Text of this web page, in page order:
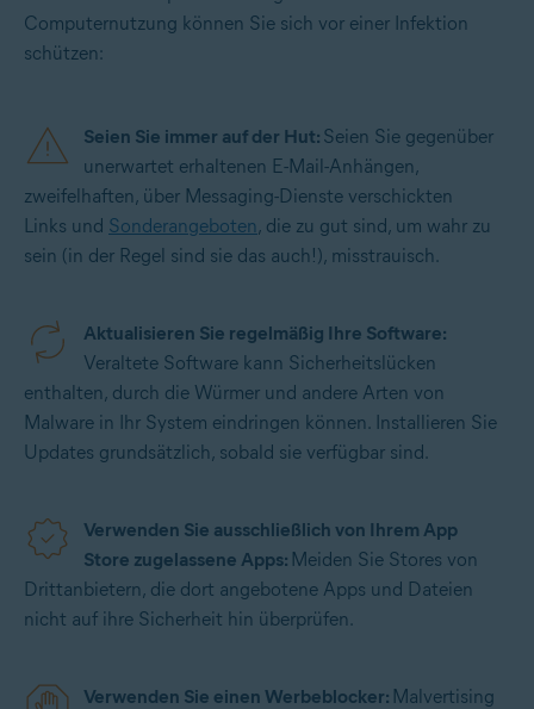
Computernutzung können Sie sich vor einer Infektion
schützen:
Seien Sie immer auf der Hut: Seien Sie gegenüber
unerwartet erhaltenen E-Mail-Anhängen,
zweifelhaften, über Messaging-Dienste verschickten
Links und Sonderangeboten , die zu gut sind, um wahr zu
sein (in der Regel sind sie das auch!), misstrauisch.
Aktualisieren Sie regelmäßig Ihre Software:
Veraltete Software kann Sicherheitslücken
enthalten, durch die Würmer und andere Arten von
Malware in Ihr System eindringen können. Installieren Sie
Updates grundsätzlich, sobald sie verfügbar sind.
Verwenden Sie ausschließlich von Ihrem App
Store zugelassene Apps: Meiden Sie Stores von
Drittanbietern, die dort angebotene Apps und Dateien
nicht auf ihre Sicherheit hin überprüfen.
Verwenden Sie einen Werbeblocker: Malvertising